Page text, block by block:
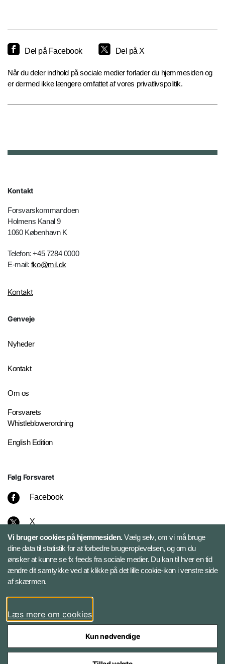
Del på Facebook Del på X
Når du deler indhold på sociale medier forlader du hjemmesiden og
er dermed ikke længere omfattet af vores privatlivspolitik.
Kontakt
Forsvarskommandoen
Holmens Kanal 9
1060 København K
Telefon: +45 7284 0000
E-mail: fko@mil.dk
Kontakt
Genveje
Nyheder
Kontakt
Om os
Forsvarets
Whistleblowerordning
English Edition
Følg Forsvaret
Facebook
X
Instagram
Bluesky
LinkedIn
Vi bruger cookies på hjemmesiden.Vælg selv, om vi må bruge
dine data til statistik for at forbedre brugeroplevelsen, og om du
ønsker at kunne se fx feeds fra sociale medier. Du kan til hver en tid
ændre dit samtykke ved at klikke på det lille cookie-ikon i venstre side
af skærmen.
Læs mere om cookies
Kun nødvendige